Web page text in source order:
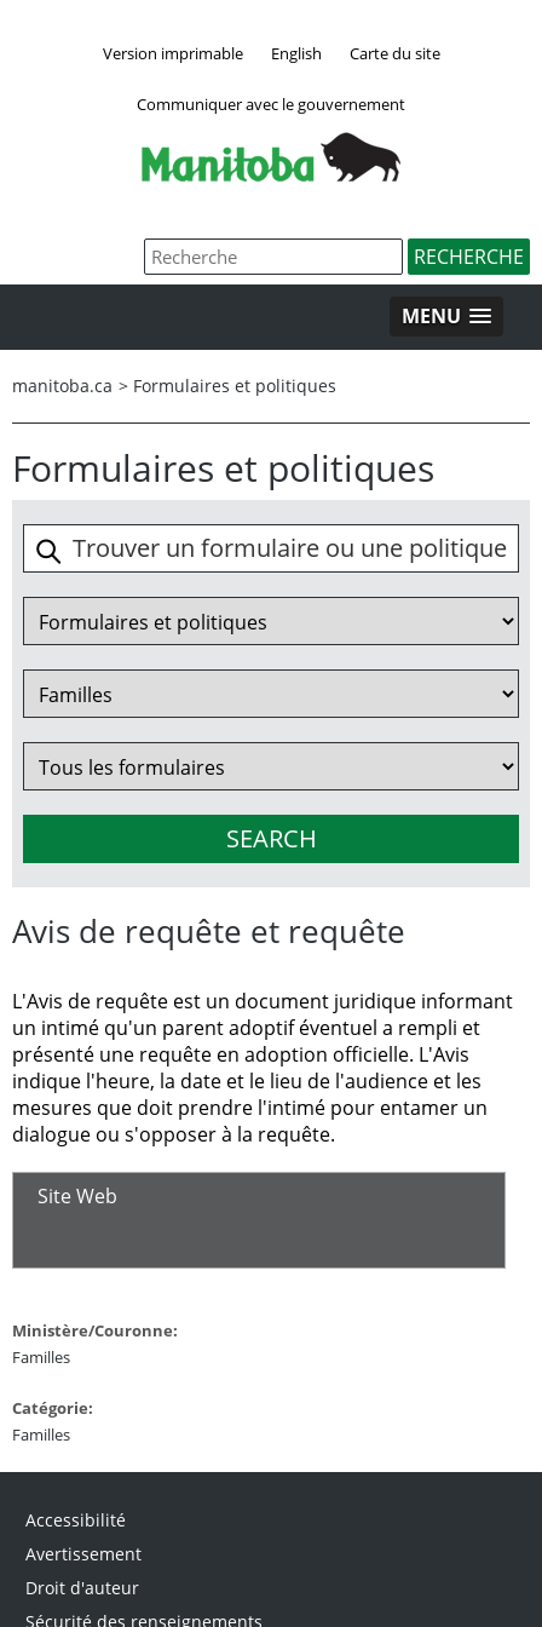
Version imprimable English Carte du site
Communiquer avec le gouvernement
MENU
manitoba.ca > Formulaires et politiques
Formulaires et politiques
Avis de requête et requête
L'Avis de requête est un document juridique informant
un intimé qu'un parent adoptif éventuel a rempli et
présenté une requête en adoption officielle. L'Avis
indique l'heure, la date et le lieu de l'audience et les
mesures que doit prendre l'intimé pour entamer un
dialogue ou s'opposer à la requête.
Site Web
Ministère/Couronne:
Familles
Catégorie:
Familles
Accessibilité
Avertissement
Droit d'auteur
Sécurité des renseignements